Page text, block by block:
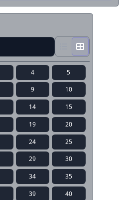
4 5
9 10
14 15
19 20
24 25
29 30
34 35
39 40